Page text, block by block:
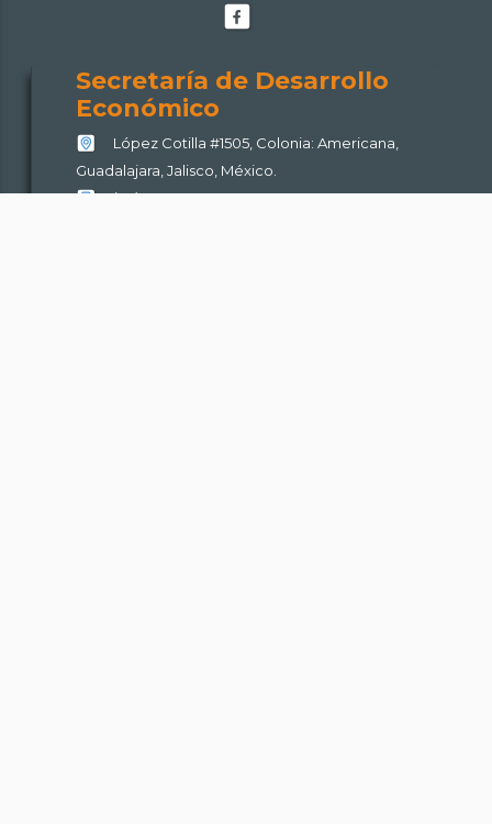
Facebook
Secretaría
de
Económico
Secretaría de Desarrollo
Económico
López Cotilla #1505, Colonia: Americana,
Guadalajara, Jalisco, México.
(33) 30302000